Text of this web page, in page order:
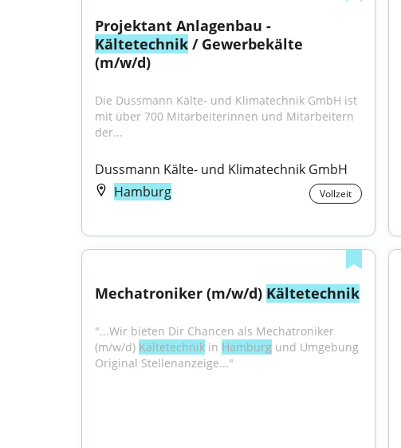
Kältetechnik / Gewerbekälte
(m/w/d)
Die Dussmann Kälte- und Klimatechnik GmbH ist
mit über 700 Mitarbeiterinnen und Mitarbeitern
der...
Dussmann Kälte- und Klimatechnik GmbH
Hamburg
Vollzeit
Mechatroniker (m/w/d) Kältetechnik
"...Wir bieten Dir Chancen als Mechatroniker
(m/w/d) Kältetechnik in Hamburg und Umgebung
Original Stellenanzeige..."